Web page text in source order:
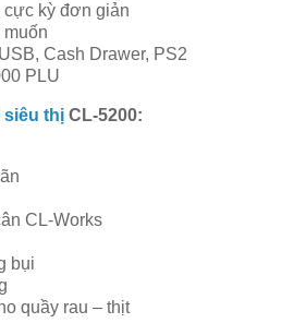
cực kỳ đơn giản
muốn
Cash Drawer, PS2
PLU
siêu thị CL-5200:
CL-Works
bụi
quầy rau – thịt